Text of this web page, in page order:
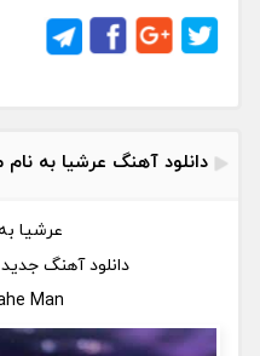
دانلود آهنگ عرشیا به نام
عرشیا
دانلود آهنگ جدید
Man